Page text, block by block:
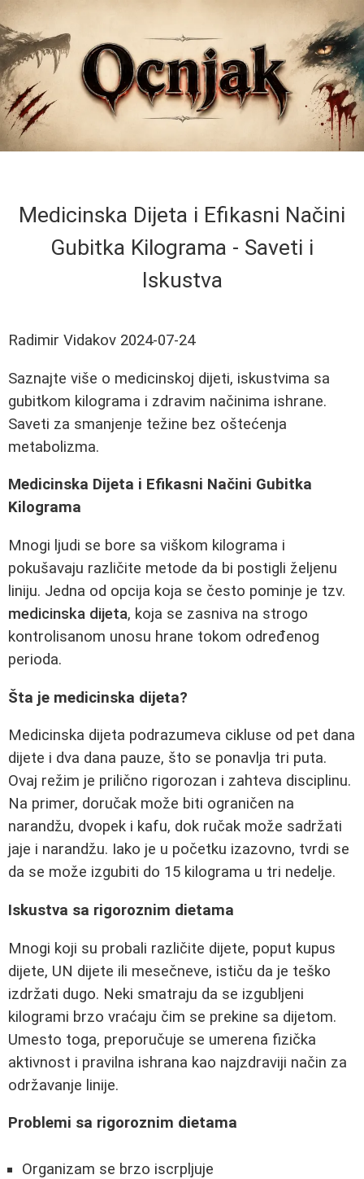
Medicinska Dijeta i Efikasni Načini
Gubitka Kilograma - Saveti i
Iskustva
Radimir Vidakov 2024-07-24
Saznajte više o medicinskoj dijeti, iskustvima sa
gubitkom kilograma i zdravim načinima ishrane.
Saveti za smanjenje težine bez oštećenja
metabolizma.
Medicinska Dijeta i Efikasni Načini Gubitka
Kilograma
Mnogi ljudi se bore sa viškom kilograma i
pokušavaju različite metode da bi postigli željenu
liniju. Jedna od opcija koja se često pominje je tzv.
medicinska dijeta, koja se zasniva na strogo
kontrolisanom unosu hrane tokom određenog
perioda.
Šta je medicinska dijeta?
Medicinska dijeta podrazumeva cikluse od pet dana
dijete i dva dana pauze, što se ponavlja tri puta.
Ovaj režim je prilično rigorozan i zahteva disciplinu.
Na primer, doručak može biti ograničen na
narandžu, dvopek i kafu, dok ručak može sadržati
jaje i narandžu. Iako je u početku izazovno, tvrdi se
da se može izgubiti do 15 kilograma u tri nedelje.
Iskustva sa rigoroznim dietama
Mnogi koji su probali različite dijete, poput kupus
dijete, UN dijete ili mesečneve, ističu da je teško
izdržati dugo. Neki smatraju da se izgubljeni
kilogrami brzo vraćaju čim se prekine sa dijetom.
Umesto toga, preporučuje se umerena fizička
aktivnost i pravilna ishrana kao najzdraviji način za
održavanje linije.
Problemi sa rigoroznim dietama
Organizam se brzo iscrpljuje